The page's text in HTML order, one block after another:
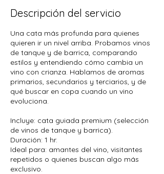
Descripción del servicio
Una cata más profunda para quienes
quieren ir un nivel arriba. Probamos vinos
de tanque y de barrica, comparando
estilos y entendiendo cómo cambia un
vino con crianza. Hablamos de aromas
primarios, secundarios y terciarios, y de
qué buscar en copa cuando un vino
evoluciona.
Incluye: cata guiada premium (selección
de vinos de tanque y barrica).
Duración: 1 hr.
Ideal para: amantes del vino, visitantes
repetidos o quienes buscan algo más
exclusivo.